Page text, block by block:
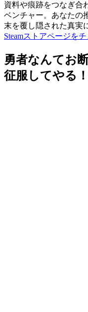
資料や痕跡をつなぎ合
ベンチャー。あなたの
末を覆し隠された真実
Steamストアページを
勇者なんてお
征服してやる